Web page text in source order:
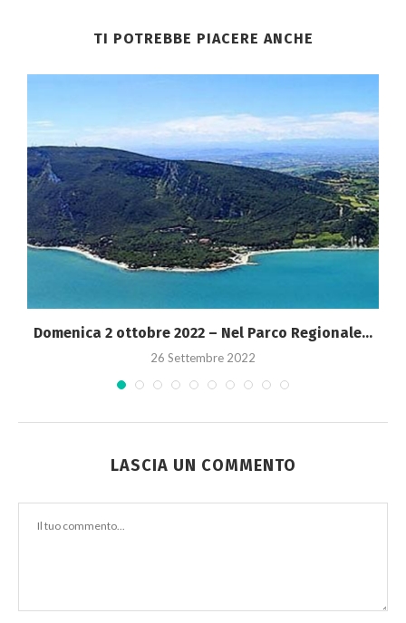
TI POTREBBE PIACERE ANCHE
Domenica 2 ottobre 2022 – Nel Parco Regionale...
26 Settembre 2022
LASCIA UN COMMENTO